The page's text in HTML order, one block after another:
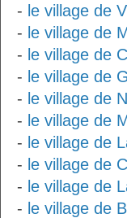
- le village de
- le village de
- le village de
- le village de
- le village de
- le village de
- le village de
- le village de
- le village de
- le village de